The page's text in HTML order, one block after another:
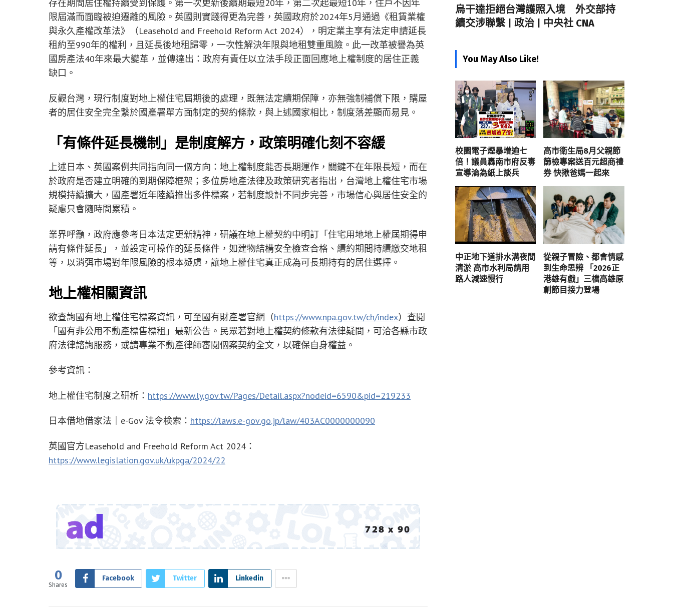
存在期間居住權持續受到保護。第一次更新後續期最短20年，第二次起最短10年，住戶不因年
限屆滿而面臨被迫遷離的風險。英國則實踐得更為完善，英國政府於2024年5月通過《租賃業權
與永久產權改革法》（Leasehold and Freehold Reform Act 2024），明定業主享有法定申請延長
租約至990年的權利，且延長後地租歸零，一次性解決年限與地租雙重風險。此一改革被譽為英
國房產法40年來最大變革，並傳達出：政府有責任以立法手段正面回應地上權制度的居住正義
缺口。
反觀台灣，現行制度對地上權住宅屆期後的處理，既無法定續期保障，亦無強制補償下限，購屋
者的居住安全完全繫於國產署單方面制定的契約條款，與上述國家相比，制度落差顯而易見。
「有條件延長機制」是制度解方，政策明確化刻不容緩
上述日本、英國案例共同指向同一個方向：地上權制度能否長期運作，關鍵不在年限長短，而在
於政府是否建立明確的到期保障框架；多位房地產法律及政策研究者指出，台灣地上權住宅市場
規模持續擴大，國產署近年陸續推出多件標案，若制度設計不同步完善，市場信心與居住安全的
疑慮只會隨時間累積。
業界呼籲，政府應參考日本法定更新精神，研議在地上權契約中明訂「住宅用地地上權屆期得申
請有條件延長」，並設定可操作的延長條件，如建物結構安全檢查合格、續約期間持續繳交地租
等，以消弭市場對年限風險的根本疑慮，讓地上權住宅真正成為可長期持有的居住選擇。
地上權相關資訊
欲查詢國有地上權住宅標案資訊，可至國有財產署官網（https://www.npa.gov.tw/ch/index）查閱
「國有非公用不動產標售標租」最新公告。民眾若對地上權契約條款有法律疑問，可洽各縣市政
府法律諮詢服務，或請專業不動產律師審閱個案契約全文，以確保自身權益。
參考資訊：
地上權住宅制度之研析： https://www.ly.gov.tw/Pages/Detail.aspx?nodeid=6590&pid=219233
日本借地借家法｜e-Gov 法令検索： https://laws.e-gov.go.jp/law/403AC0000000090
英國官方Leasehold and Freehold Reform Act 2024：
https://www.legislation.gov.uk/ukpga/2024/22
0
Shares
Facebook Twitter Linkedin
烏干達拒絕台灣護照入境 外交部持
續交涉聯繫 | 政治 | 中央社 CNA
You May Also Like!
校園電子煙暴增逾七
倍！議員轟南市府反毒
宣導淪為紙上談兵
高市衛生局8月父親節
篩檢專案送百元超商禮
券 快揪爸媽一起來
中正地下道排水溝夜間
清淤 高市水利局請用
路人減速慢行
從親子冒險、都會情感
到生命思辨 「2026正
港雄有戲」三檔高雄原
創節目接力登場